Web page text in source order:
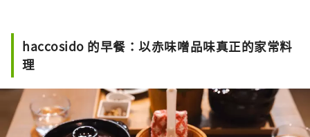
haccosido 的早餐：以赤味噌品味真正的家常料
理